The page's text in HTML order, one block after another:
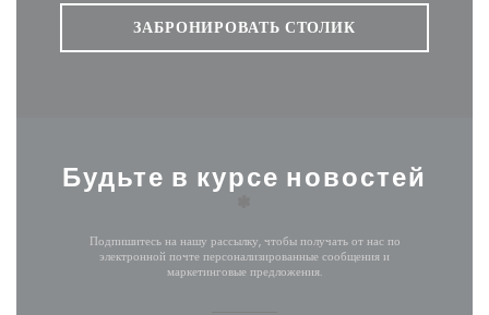
ЗАБРОНИРОВАТЬ СТОЛИК
Будьте в курсе новостей
Подпишитесь на нашу рассылку, чтобы получать от нас по
электронной почте персонализированные сообщения и
маркетинговые предложения.